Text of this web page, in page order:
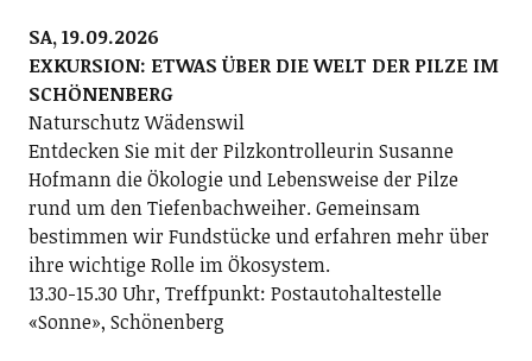
SA, 19.09.2026
EXKURSION: ETWAS ÜBER DIE WELT DER PILZE IM
SCHÖNENBERG
Naturschutz Wädenswil
Entdecken Sie mit der Pilzkontrolleurin Susanne
Hofmann die Ökologie und Lebensweise der Pilze
rund um den Tiefenbachweiher. Gemeinsam
bestimmen wir Fundstücke und erfahren mehr über
ihre wichtige Rolle im Ökosystem.
13.30-15.30 Uhr, Treffpunkt: Postautohaltestelle
«Sonne», Schönenberg